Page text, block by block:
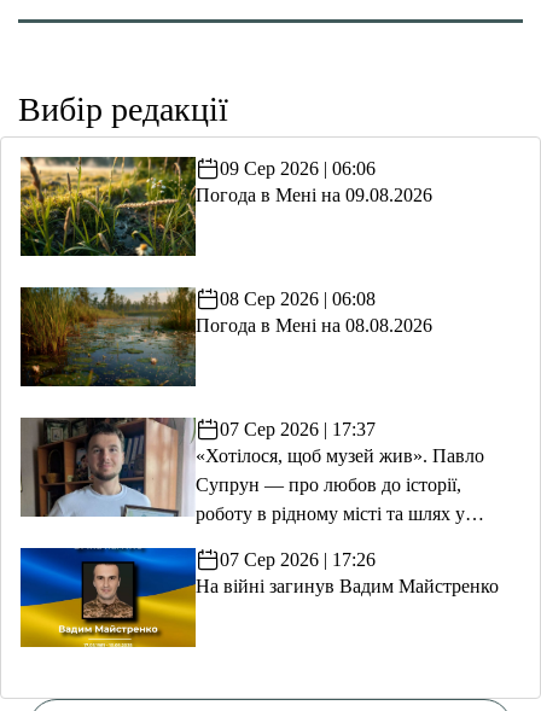
Вибір редакції
09 Сер 2026 | 06:06
Погода в Мені на 09.08.2026
08 Сер 2026 | 06:08
Погода в Мені на 08.08.2026
07 Сер 2026 | 17:37
«Хотілося, щоб музей жив». Павло
Супрун — про любов до історії,
роботу в рідному місті та шлях у
07 Сер 2026 | 17:26
На війні загинув Вадим Майстренко